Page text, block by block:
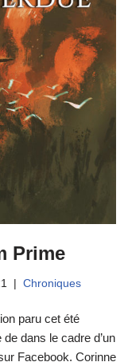
Prime
Chroniques
paru cet été
dans le cadre d’un
Facebook. Corinne